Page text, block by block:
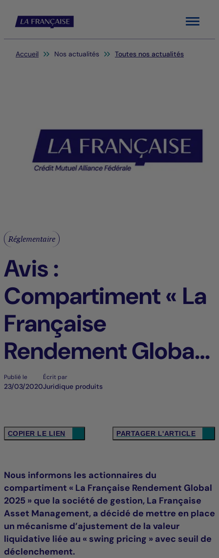
Menu
Vous êtes ici:
Accueil Nos actualités Toutes nos actualités
Réglementaire
Avis :
Compartiment « La
Française
Rendement Global
2025 » de la SICAV
La Française »
Publié le
23/03/2020
Écrit par
Juridique produits
COPIER LE LIEN PARTAGER L'ARTICLE
Nous informons les actionnaires du
compartiment « La Française Rendement Global
2025 » que la société de gestion, La Française
Asset Management, a décidé de mettre en place
un mécanisme d’ajustement de la valeur
liquidative liée au « swing pricing » avec seuil de
déclenchement.